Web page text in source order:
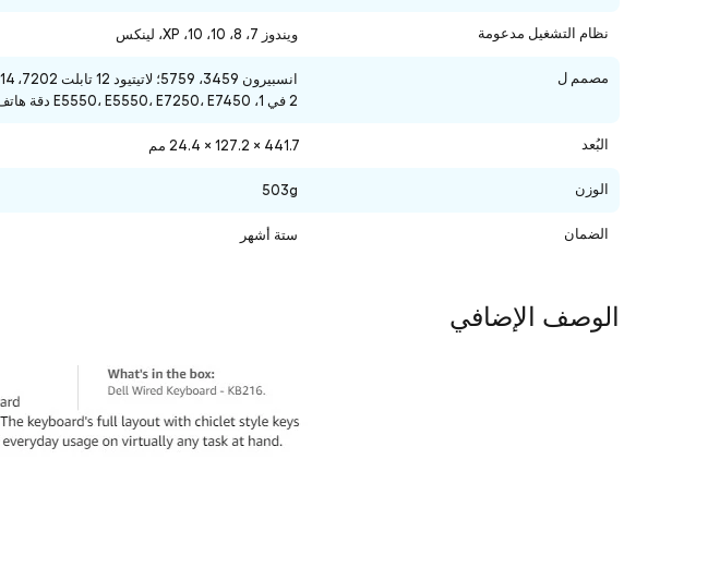
نظام التشغيل مدعومة ويندوز 7، 8، 10، 10، XP، لينكس
مصمم ل
2 في 1، E5550، E5550، E7250، E7450 دقة هاتف محطة عمل 3510، 5510، 5510، 7510، 7710، M2800، M3800، M4800، M6800؛ فوسترو 3905
البُعد 441.7 × 127.2 × 24.4 مم
الوزن 503g
الضمان ستة أشهر
الوصف الإضافي